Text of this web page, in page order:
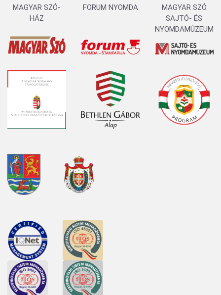
MAGYAR SZÓ-
HÁZ
FORUM NYOMDA
MAGYAR SZÓ
SAJTÓ- ÉS
NYOMDAMÚZEUM